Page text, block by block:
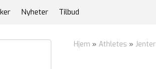
Nyheter Tilbud
Hjem » Athletes » Jenter